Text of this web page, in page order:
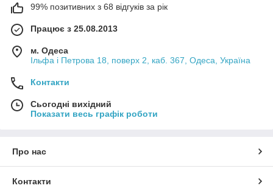
99% позитивних з 68 відгуків за рік
Працює з 25.08.2013
м. Одеса
Ільфа і Петрова 18, поверх 2, каб. 367, Одеса, Україна
Контакти
Сьогодні вихідний
Показати весь графік роботи
Про нас
Контакти